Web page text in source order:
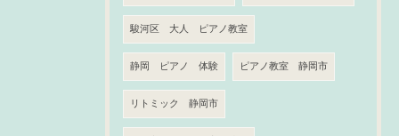
駿河区 大人 ピアノ教室
静岡 ピアノ 体験 ピアノ教室 静岡市
リトミック 静岡市